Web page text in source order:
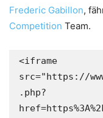
Frederic Gabillon,
Competition Team.
<iframe
src="https://
.php?